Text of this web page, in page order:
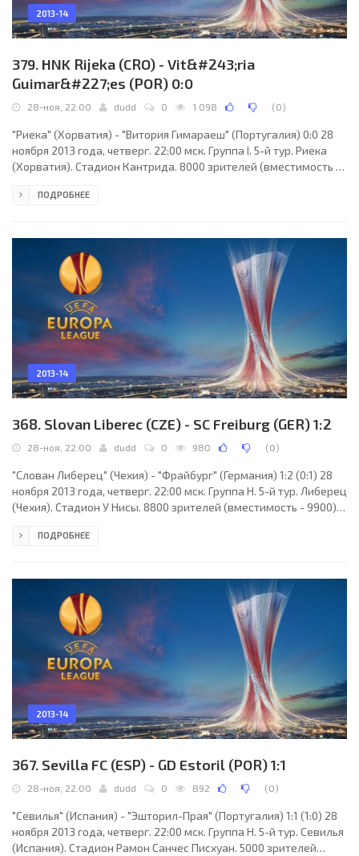
2013-14
379. HNK Rijeka (CRO) - Vit&#243;ria
Guimar&#227;es (POR) 0:0
28-ноя, 22:00 dudd 0 1 098 (0)
"Риека" (Хорватия) - "Витория Гимараеш" (Португалия) 0:0 28
ноября 2013 года, четверг. 22:00 мск. Группа I. 5-й тур. Риека
(Хорватия). Стадион Кантрида. 8000 зрителей (вместимость -
Гуннар Гуннарссон (Исландия), Аскелль Тор Гисласон
(Йосип Брезовец, 79), Иван Томечак, Иван Мочинич, Леон Бенко
(Иван Крстанович, 86), Зоран
ПОДРОБНЕЕ
2013-14
368. Slovan Liberec (CZE) - SC Freiburg (GER) 1:2
28-ноя, 22:00 dudd 0 980 (0)
"Слован Либерец" (Чехия) - "Фрайбург" (Германия) 1:2 (0:1) 28
ноября 2013 года, четверг. 22:00 мск. Группа H. 5-й тур. Либерец
(Чехия). Стадион У Нисы. 8800 зрителей (вместимость - 9900).
(Швеция), Хенрик Андрен (Швеция). Резервный: Фредерик
Ондржей Кушнир (Иржи Пимпара, 72), Радослав Ковач (к),
Михаел Рабушиц, Йосеф Шурал
ПОДРОБНЕЕ
2013-14
367. Sevilla FC (ESP) - GD Estoril (POR) 1:1
28-ноя, 22:00 dudd 0 892 (0)
"Севилья" (Испания) - "Эшторил-Прая" (Португалия) 1:1 (1:0) 28
ноября 2013 года, четверг. 22:00 мск. Группа H. 5-й тур. Севилья
(Испания). Стадион Рамон Санчес Писхуан. 5000 зрителей